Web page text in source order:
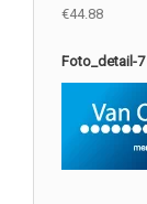
€44.88
Foto_detail-7